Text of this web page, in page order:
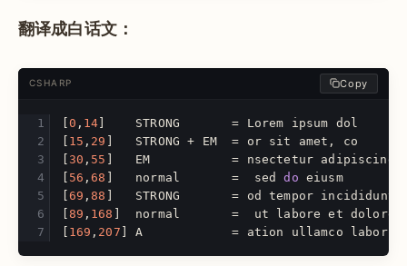
翻译成白话文：
CSHARP Copy
[0 , 14] STRONG = Lorem ipsum dol
[ 15 , 29 ] STRONG + EM = or sit amet ,
co
[30 , 55 ] EM = nsectetur adipiscing
[ 56 ,68 ] normal = sed do eiusm
[69 ,88 ] STRONG = od tempor incididunt
[89 , 168 ] normal = ut labore et dolore
[ 169 , 207 ] A = ation ullamco laboris